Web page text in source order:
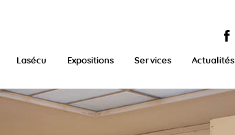
Lasécu Expositions Services Actualités